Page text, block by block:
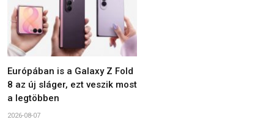
Európában is a Galaxy Z Fold
8 az új sláger, ezt veszik most
a legtöbben
2026-08-07